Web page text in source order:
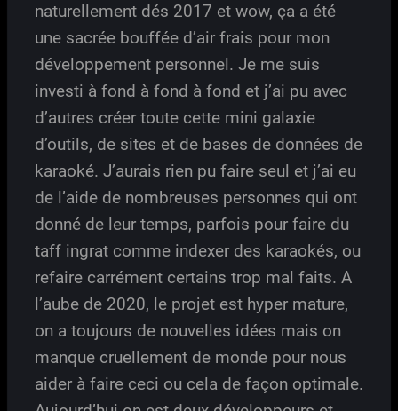
naturellement dés 2017 et wow, ça a été
une sacrée bouffée d’air frais pour mon
développement personnel. Je me suis
investi à fond à fond à fond et j’ai pu avec
d’autres créer toute cette mini galaxie
d’outils, de sites et de bases de données de
karaoké. J’aurais rien pu faire seul et j’ai eu
de l’aide de nombreuses personnes qui ont
donné de leur temps, parfois pour faire du
taff ingrat comme indexer des karaokés, ou
refaire carrément certains trop mal faits. A
l’aube de 2020, le projet est hyper mature,
on a toujours de nouvelles idées mais on
manque cruellement de monde pour nous
aider à faire ceci ou cela de façon optimale.